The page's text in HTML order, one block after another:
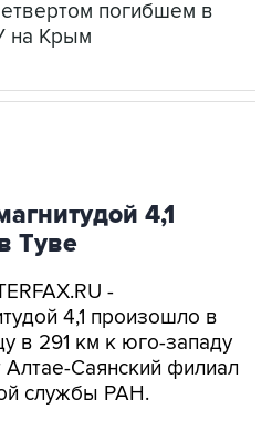
4,1
-
в 291 км к юго-западу
Саянский филиал
службы РАН.
обработки Алтае-